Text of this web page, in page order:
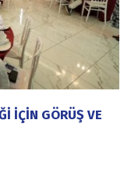
İÇİN GÖRÜŞ VE